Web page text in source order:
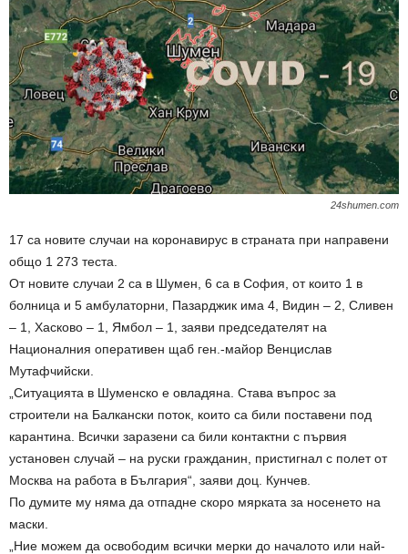
24shumen.com
17 са новите случаи на коронавирус в страната при направени
общо 1 273 теста.
От новите случаи 2 са в Шумен, 6 са в София, от които 1 в
болница и 5 амбулаторни, Пазарджик има 4, Видин – 2, Сливен
– 1, Хасково – 1, Ямбол – 1, заяви председателят на
Националния оперативен щаб ген.-майор Венцислав
Мутафчийски.
„Ситуацията в Шуменско е овладяна. Става въпрос за
строители на Балкански поток, които са били поставени под
карантина. Всички заразени са били контактни с първия
установен случай – на руски гражданин, пристигнал с полет от
Москва на работа в България“, заяви доц. Кунчев.
По думите му няма да отпадне скоро мярката за носенето на
маски.
„Ние можем да освободим всички мерки до началото или най-